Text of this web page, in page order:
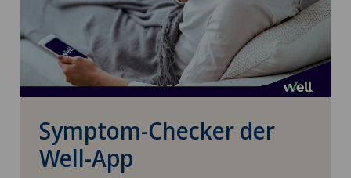
Hernien (Leistenbrüche)
Homöopathie
Hornhauttransplantation
Xundheitszentrum Escholzmatt
Xundheitszentrum Grindelwald
Xundheitszentrum Reinach
Xundheitszentrum Schaffhausen
Symptom-Checker der
Well-App